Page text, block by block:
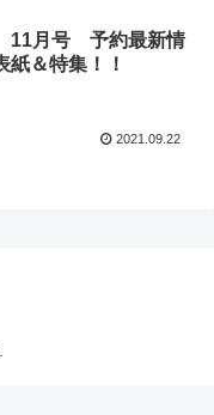
11月号 予約最新情
＆特集！！
2021.09.22